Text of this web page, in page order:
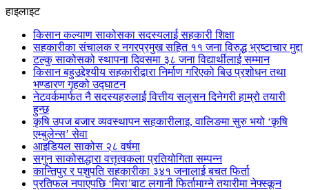
हाइलाइट
किसान कल्याण साकोसका सदस्यलाई सहकारी शिक्षा
सहकारीका संचालक र नगरप्रमुख सहित ११ जना विरुद्ध भ्रष्टाचार मुद्दा
टल्कु साकोसको स्थापना दिवसमा ३८ जना विद्यार्थीलाई सम्मान
किसान बहुउद्देश्यीय सहकारीद्वारा निर्माण गरिएको बिउ प्रशोधन तथा
भण्डारण गृहको उद्घाटन
नेटवर्कमार्फत नै सदस्यहरुलाई वित्तीय सलुसन दिनेगरी हाम्रो तयारी
हुन्छ
कृषि उपज बजार व्यवस्थापन सहकारीलाइ, वालिङमा सुरु भयो ‘कृषि
एम्बुलेन्स’ सेवा
आइडियल साकोस २८ वर्षमा
सगुन साकोसद्धारा वत्तृत्वकला प्रतियोगिता सम्पन्न
कान्तिपुर र पशुपति सहकारीका ३४१ जनालाई बचत फिर्ता
प्रतिफल नपाएपछि ‘मिरा’बाट लगानी फिर्तामाग्ने तयारीमा नेफ्स्कून